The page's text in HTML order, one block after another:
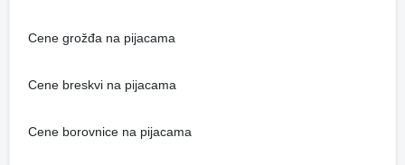
Cene grožđa na pijacama
Cene breskvi na pijacama
Cene borovnice na pijacama